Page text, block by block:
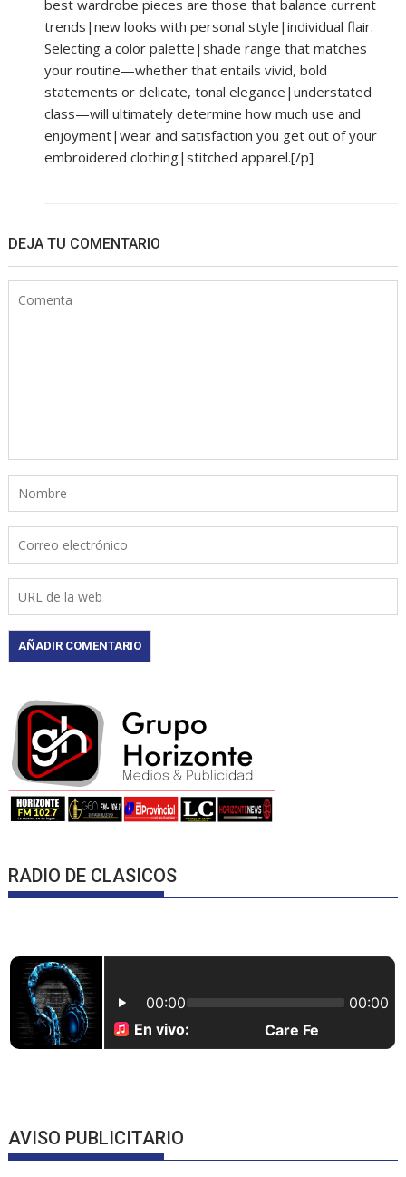
best wardrobe pieces are those that balance current
trends|new looks with personal style|individual flair.
Selecting a color palette|shade range that matches
your routine—whether that entails vivid, bold
statements or delicate, tonal elegance|understated
class—will ultimately determine how much use and
enjoyment|wear and satisfaction you get out of your
embroidered clothing|stitched apparel.[/p]
DEJA TU COMENTARIO
RADIO DE CLASICOS
AVISO PUBLICITARIO